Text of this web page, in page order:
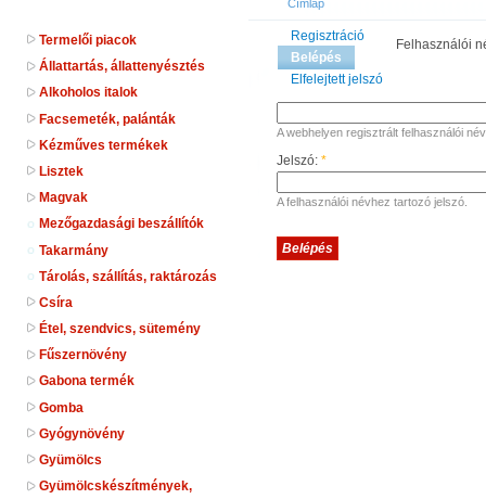
Termelői piacok
Állattartás, állattenyésztés
Alkoholos italok
Facsemeték, palánták
Kézműves termékek
Lisztek
Magvak
Mezőgazdasági beszállítók
Takarmány
Tárolás, szállítás, raktározás
Csíra
Étel, szendvics, sütemény
Fűszernövény
Gabona termék
Gomba
Gyógynövény
Gyümölcs
Gyümölcskészítmények,
Címlap
Regisztráció
Belépés
Elfelejtett jelszó
Felhasználói
A webhelyen regisztrált felhasználói
Jelszó: *
A felhasználói névhez tartozó jelszó.